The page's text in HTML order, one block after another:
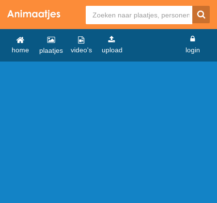
home plaatjes video's upload login